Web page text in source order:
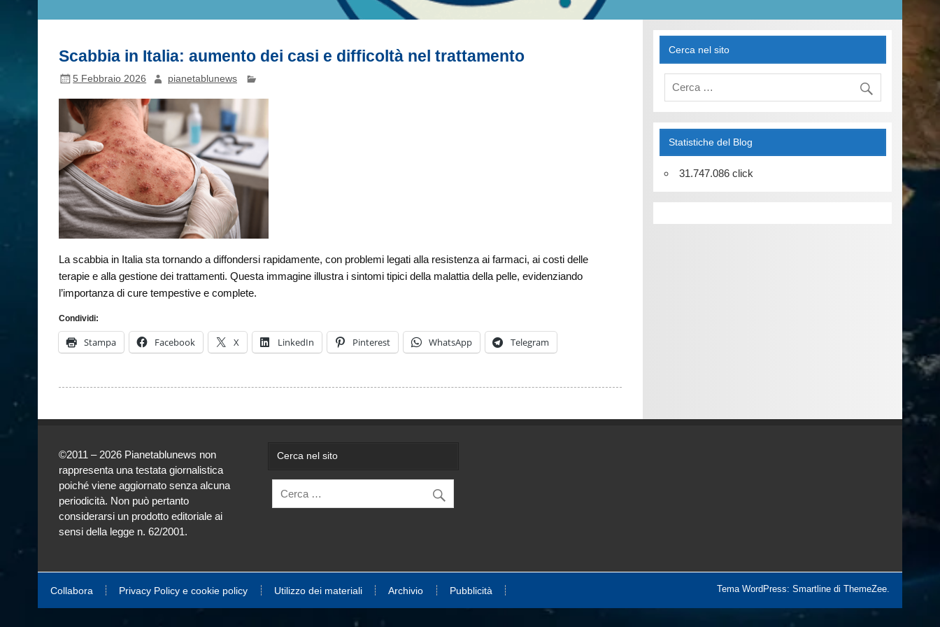
Scabbia in Italia: aumento dei casi e difficoltà nel trattamento
5 Febbraio 2026 pianetablunews
La scabbia in Italia sta tornando a diffondersi rapidamente, con problemi legati alla resistenza ai farmaci, ai costi delle
terapie e alla gestione dei trattamenti. Questa immagine illustra i sintomi tipici della malattia della pelle, evidenziando
l’importanza di cure tempestive e complete.
Condividi:
Stampa Facebook X LinkedIn Pinterest WhatsApp Telegram
Cerca nel sito
Statistiche del Blog
31.747.086 click
©2011 – 2026 Pianetablunews non
rappresenta una testata giornalistica
poiché viene aggiornato senza alcuna
periodicità. Non può pertanto
considerarsi un prodotto editoriale ai
sensi della legge n. 62/2001.
Cerca nel sito
Collabora Privacy Policy e cookie policy Utilizzo dei materiali Archivio Pubblicità Tema WordPress: Smartline di ThemeZee.